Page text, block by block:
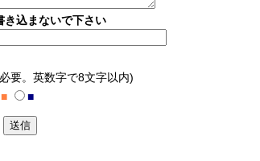
き込まないで下さい
要。英数字で8文字以内)
■ ■